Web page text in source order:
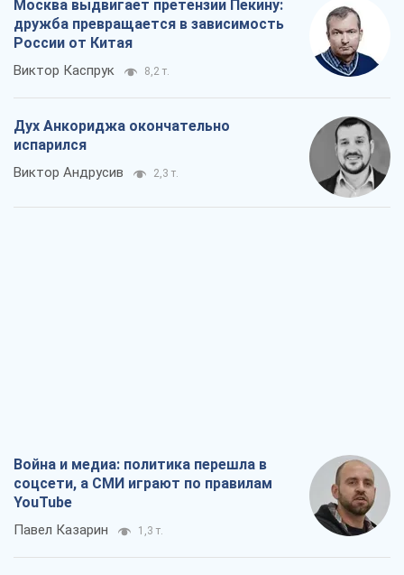
Москва выдвигает претензии Пекину:
дружба превращается в зависимость
России от Китая
Виктор Каспрук 8,2 т.
Дух Анкориджа окончательно
испарился
Виктор Андрусив 2,3 т.
Война и медиа: политика перешла в
соцсети, а СМИ играют по правилам
YouTube
Павел Казарин 1,3 т.